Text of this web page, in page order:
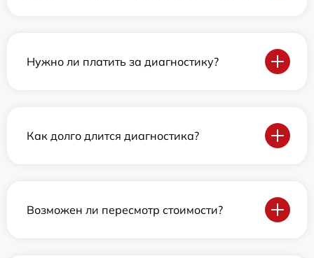
Нужно ли платить за диагностику?
Как долго длится диагностика?
Возможен ли пересмотр стоимости?